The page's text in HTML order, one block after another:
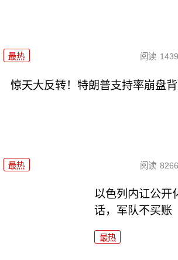
最热 阅读
惊天大反转！特朗普支持率崩盘
最热 阅读 8266
以色列内讧公开
话，军队不买账
最热